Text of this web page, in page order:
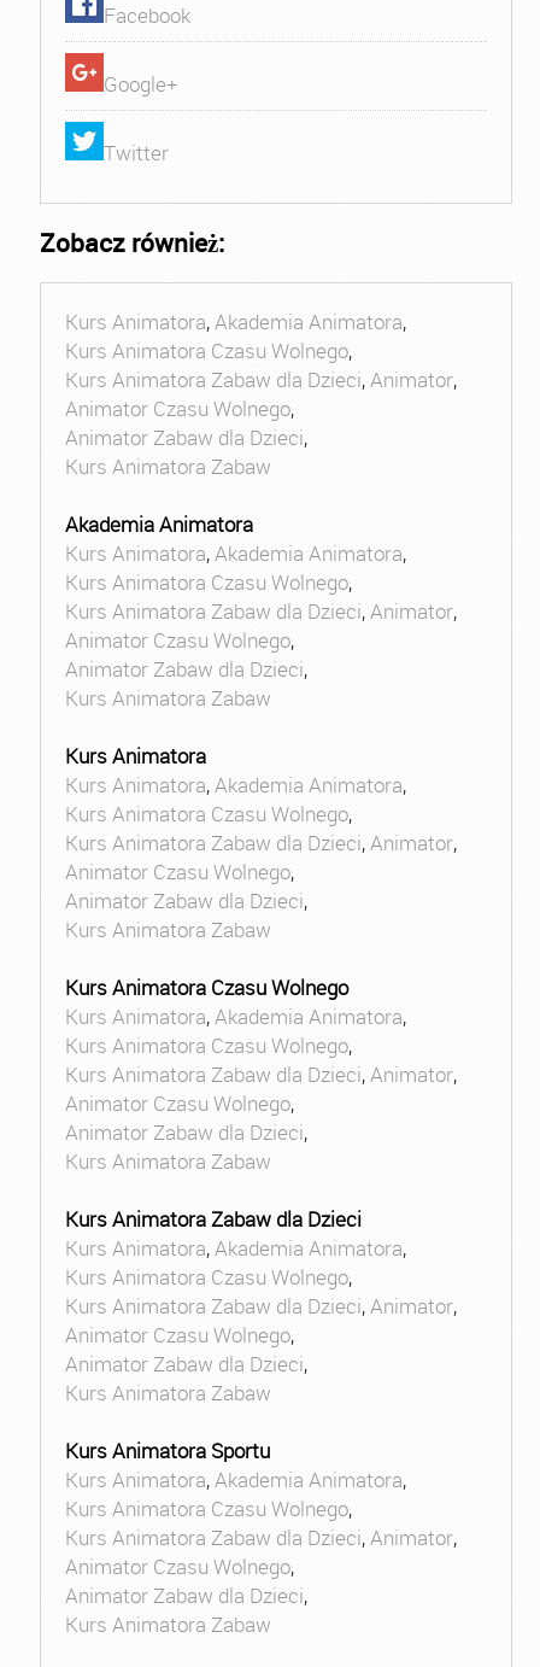
Facebook
Google+
Twitter
Zobacz również:
Kurs Animatora,Akademia Animatora,
Kurs Animatora Czasu Wolnego,
Kurs Animatora Zabaw dla Dzieci,Animator,
Animator Czasu Wolnego,
Animator Zabaw dla Dzieci,
Kurs Animatora Zabaw
Akademia Animatora
Kurs Animatora,Akademia Animatora,
Kurs Animatora Czasu Wolnego,
Kurs Animatora Zabaw dla Dzieci,Animator,
Animator Czasu Wolnego,
Animator Zabaw dla Dzieci,
Kurs Animatora Zabaw
Kurs Animatora
Kurs Animatora,Akademia Animatora,
Kurs Animatora Czasu Wolnego,
Kurs Animatora Zabaw dla Dzieci,Animator,
Animator Czasu Wolnego,
Animator Zabaw dla Dzieci,
Kurs Animatora Zabaw
Kurs Animatora Czasu Wolnego
Kurs Animatora,Akademia Animatora,
Kurs Animatora Czasu Wolnego,
Kurs Animatora Zabaw dla Dzieci,Animator,
Animator Czasu Wolnego,
Animator Zabaw dla Dzieci,
Kurs Animatora Zabaw
Kurs Animatora Zabaw dla Dzieci
Kurs Animatora,Akademia Animatora,
Kurs Animatora Czasu Wolnego,
Kurs Animatora Zabaw dla Dzieci,Animator,
Animator Czasu Wolnego,
Animator Zabaw dla Dzieci,
Kurs Animatora Zabaw
Kurs Animatora Sportu
Kurs Animatora,Akademia Animatora,
Kurs Animatora Czasu Wolnego,
Kurs Animatora Zabaw dla Dzieci,Animator,
Animator Czasu Wolnego,
Animator Zabaw dla Dzieci,
Kurs Animatora Zabaw